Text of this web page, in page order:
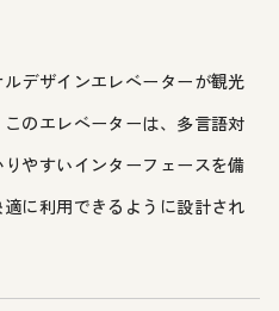
デザインエレベーターが観光
のエレベーターは、多言語対
やすいインターフェースを備
に利用できるように設計され